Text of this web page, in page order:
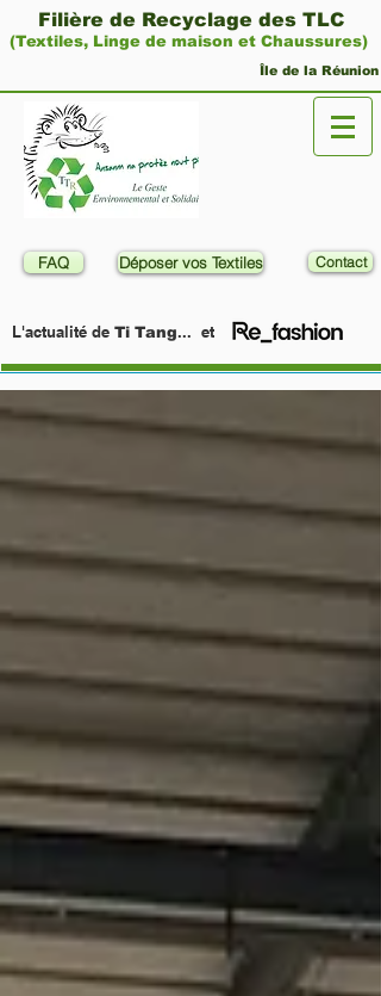
Filière de Recyclage des TLC
(Textiles, Linge de maison et Chaussures)
Île de la Réunion
FAQ Déposer vos Textiles Contact
L'actualité de Ti Tang... et